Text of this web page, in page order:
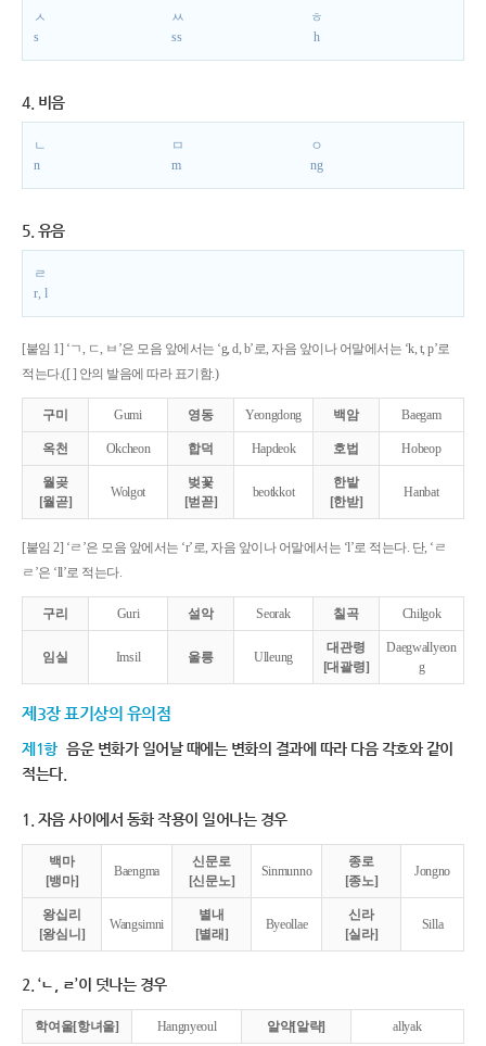
ㅅ
s
ㅆ
ss
ㅎ
h
4. 비음
ㄴ
n
ㅁ
m
ㅇ
ng
5. 유음
ㄹ
r, l
[붙임 1] ‘ㄱ, ㄷ, ㅂ’은 모음 앞에서는 ‘g, d, b’로, 자음 앞이나 어말에서는 ‘k, t, p’로
적는다.([ ] 안의 발음에 따라 표기함.)
구미 Gumi 영동 Yeongdong 백암 Baegam
옥천 Okcheon 합덕 Hapdeok 호법 Hobeop
월곶
[월곧]
Wolgot
벚꽃
[벋꼳]
beotkkot
한밭
[한받]
Hanbat
[붙임 2] ‘ㄹ’은 모음 앞에서는 ‘r’로, 자음 앞이나 어말에서는 ‘l’로 적는다. 단, ‘ㄹ
ㄹ’은 ‘ll’로 적는다.
구리 Guri 설악 Seorak 칠곡 Chilgok
임실 Imsil 울릉 Ulleung
대관령
[대괄령]
Daegwallyeon
g
제3장 표기상의 유의점
제1항 음운 변화가 일어날 때에는 변화의 결과에 따라 다음 각호와 같이
적는다.
1. 자음 사이에서 동화 작용이 일어나는 경우
백마
[뱅마]
Baengma
신문로
[신문노]
Sinmunno
종로
[종노]
Jongno
왕십리
[왕심니]
Wangsimni
별내
[별래]
Byeollae
신라
[실라]
Silla
2. ‘ㄴ, ㄹ’이 덧나는 경우
학여울[항녀울] Hangnyeoul 알약[알략] allyak